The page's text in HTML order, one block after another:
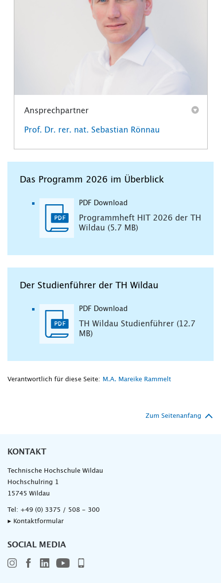
Ansprechpartner
Prof. Dr. rer. nat. Sebastian Rönnau
Das Programm 2026 im Überblick
PDF Download
Programmheft HIT 2026 der TH
Wildau (5.7 MB)
Der Studienführer der TH Wildau
PDF Download
TH Wildau Studienführer (12.7
MB)
Verantwortlich für diese Seite: M.A. Mareike Rammelt
Zum Seitenanfang
KONTAKT
Technische Hochschule Wildau
Hochschulring 1
15745 Wildau
Tel: +49 (0) 3375 / 508 - 300
▸ Kontaktformular
SOCIAL MEDIA